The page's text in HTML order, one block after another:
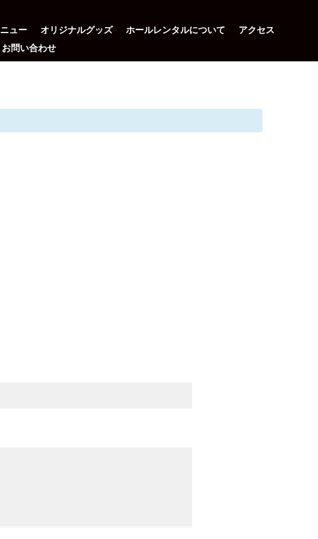
ュー オリジナルグッズ ホールレンタルについて
アクセス
お問い合わせ